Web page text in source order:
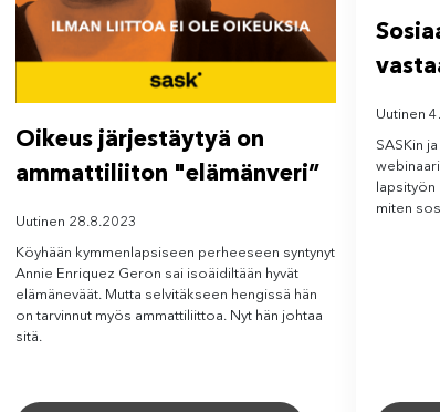
Oikeus järjestäytyä on
ammattiliiton "elämänveri”
Uutinen 28.8.2023
Köyhään kymmenlapsiseen perheeseen syntynyt
Annie Enriquez Geron sai isoäidiltään hyvät
elämäneväät. Mutta selvitäkseen hengissä hän
on tarvinnut myös ammattiliittoa. Nyt hän johtaa
sitä.
Uutinen
SASKin
miten